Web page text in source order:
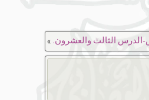
الثالث والعشرون. »